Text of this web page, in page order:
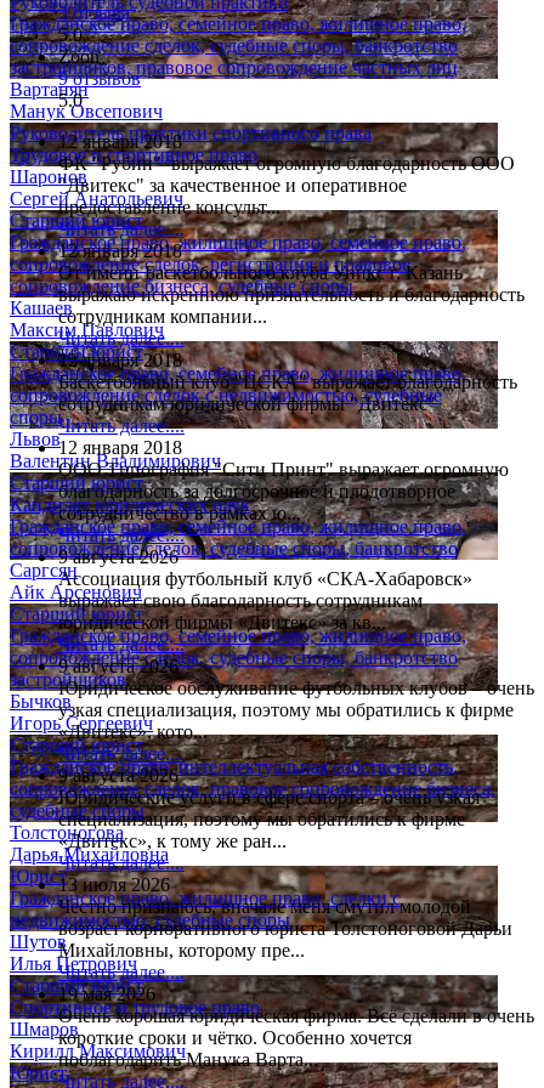
Гражданское право, семейное право, жилищное право,
сопровождение сделок, судебные споры, банкротство
застройщиков, правовое сопровождение частных лиц
Вартанян
Манук Овсепович
Руководитель практики спортивного права
Трудовое и спортивное право
Шаронов
Сергей Анатольевич
Старший юрист
Гражданское право, жилищное право, семейное право,
сопровождение сделок, регистрация и правовое
сопровождение бизнеса, судебные споры
Кашаев
Максим Павлович
Старший юрист
Гражданское право, семейное право, жилищное право,
сопровождение сделок с недвижимостью, судебные
споры
Львов
Валентин Владимирович
Старший юрист
Кандидат юридических наук
Гражданское право, семейное право, жилищное право,
сопровождение сделок, судебные споры, банкротство
Саргсян
Айк Арсенович
Старший юрист
Гражданское право, семейное право, жилищное право,
сопровождение сделок, судебные споры, банкротство
застройщиков
Бычков
Игорь Сергеевич
Старший юрист
Гражданское право, интеллектуальная собственность,
сопровождение сделок, правовое сопровождение бизнеса,
судебные споры
Толстоногова
Дарья Михайловна
Юрист
Гражданское право, жилищное право, сделки с
недвижимостью, судебные споры
Шутов
Илья Петрович
Старший юрист
Спортивное и трудовое право
Шмаров
Кирилл Максимович
Юрист
3 отзыва
5.0
Zoon
9 отзывов
5.0
12 января 2018
ФК "Рубин" выражает огромную благодарность ООО
"Двитекс" за качественное и оперативное
предоставление консульт...
Читать далее....
12 января 2018
От имени Баскетбольного клуба Уникс г. Казань
выражаю искреннюю признательность и благодарность
сотрудникам компании...
Читать далее....
12 января 2018
Баскетбольный клуб "ЦСКА" выражает благодарность
сотрудникам юридической фирмы "Двитекс"
Читать далее....
12 января 2018
ООО Типография "Сити Принт" выражает огромную
благодарность за долгосрочное и плодотворное
сотрудничество в рамках ю...
Читать далее....
9 августа 2026
Ассоциация футбольный клуб «СКА-Хабаровск»
выражает свою благодарность сотрудникам
юридической фирмы «Двитекс» за кв...
Читать далее....
9 августа 2026
Юридическое обслуживание футбольных клубов – очень
узкая специализация, поэтому мы обратились к фирме
«Двитекс», кото...
Читать далее....
9 августа 2026
Юридические услуги в сфере спорта – очень узкая
специализация, поэтому мы обратились к фирме
«Двитекс», к тому же ран...
Читать далее....
13 июля 2026
Честно признаюсь, вначале меня смутил молодой
возраст корпоративного юриста Толстоноговой Дарьи
Михайловны, которому пре...
Читать далее....
19 мая 2026
Очень хорошая юридическая фирма. Всё сделали в очень
короткие сроки и чётко. Особенно хочется
поблагодарить Манука Варта...
Читать далее....